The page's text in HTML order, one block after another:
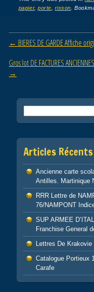
e
b
o
o
er
papier,porte risson .
Post navigation
← BIERES DE GARDE Affiche
Gros lot DE FACTURES
→
Articles Récents
Ancienne carte
Antilles. Martinique
RRR Lettre de
76/NAMPONT
SUP ARMEE
Franchise General
Lettres De Krakovie
Catalogue Portieux
Carafe